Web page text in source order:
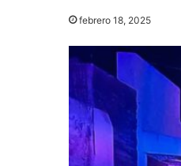
febrero 18, 2025